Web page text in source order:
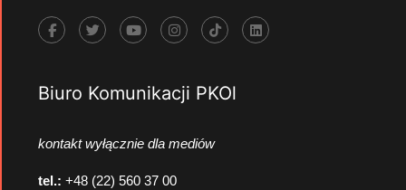
Biuro Komunikacji PKOl
kontakt wyłącznie dla mediów
tel.: +48 (22) 560 37 00